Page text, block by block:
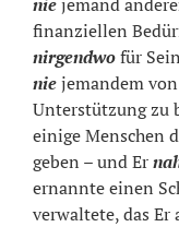
finanziellen
nirgendwofür
niejemandem
Unterstützung zu
einige Menschen
geben – und Er
ernannte einen
verwaltete, das Er